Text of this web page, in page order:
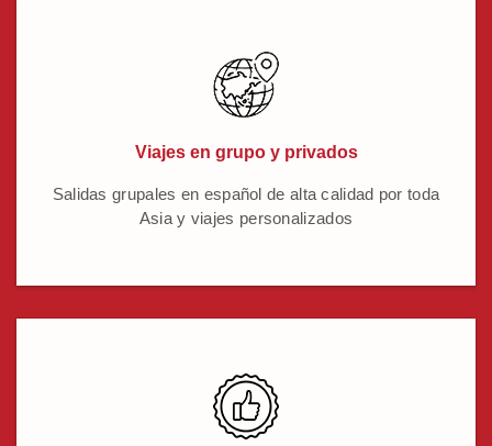
Viajes en grupo y privados
Salidas grupales en español de alta calidad por toda
Asia y viajes personalizados